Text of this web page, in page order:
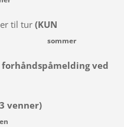
til tur (KUN
sommer
ved
3 venner)